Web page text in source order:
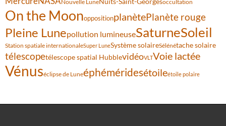
Nouvelle Lune occultation
On the MoonoppositionplanètePlanète rouge
Pleine Lunepollution lumineuseSaturneSoleil
Station spatiale internationaleSuper LuneSystème solaireSélénétache solaire
télescopetélescope spatial HubblevidéoVLTVoie lactée
Vénuséclipse de Luneéphéméridesétoileétoile polaire